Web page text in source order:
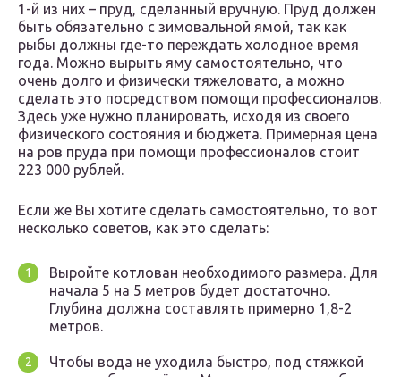
1-й из них – пруд, сделанный вручную. Пруд должен
быть обязательно с зимовальной ямой, так как
рыбы должны где-то переждать холодное время
года. Можно вырыть яму самостоятельно, что
очень долго и физически тяжеловато, а можно
сделать это посредством помощи профессионалов.
Здесь уже нужно планировать, исходя из своего
физического состояния и бюджета. Примерная цена
на ров пруда при помощи профессионалов стоит
223 000 рублей.
Если же Вы хотите сделать самостоятельно, то вот
несколько советов, как это сделать:
Выройте котлован необходимого размера. Для
начала 5 на 5 метров будет достаточно.
Глубина должна составлять примерно 1,8-2
метров.
Чтобы вода не уходила быстро, под стяжкой